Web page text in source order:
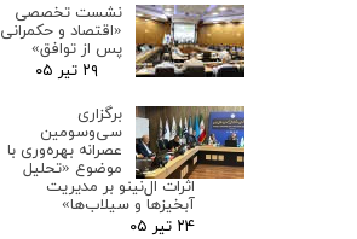
نشست تخصصی
«اقتصاد و حکمرانی
پس از توافق»
۲۹ تیر ۰۵
برگزاری
سی‌وسومین
عصرانه بهره‌وری با
موضوع «تحلیل
اثرات ال‌نینو بر مدیریت
آبخیزها و سیلاب‌ها»
۲۴ تیر ۰۵